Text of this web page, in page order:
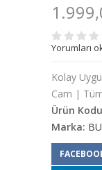
Yorumları
Kolay
Cam |
Ürün
Marka: